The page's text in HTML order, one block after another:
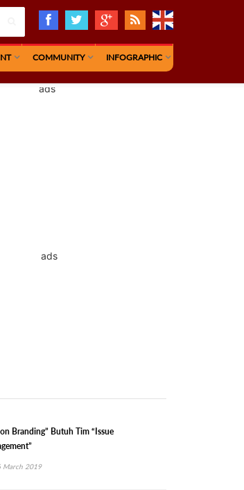
COMMUNITY INFOGRAPHIC
Branding” Butuh Tim “Issue
March 2019